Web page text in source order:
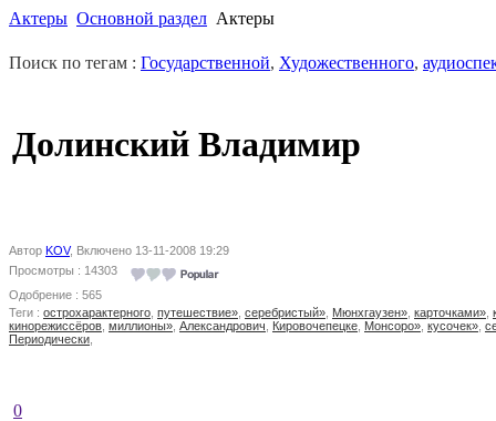
Актеры Основной раздел Актеры
Поиск по тегам : Государственной, Художественного,
Долинский Владимир
Автор KOV, Включено 13-11-2008 19:29
Просмотры : 14303
Одобрение : 565
Теги : острохарактерного путешествие» серебристый» Мюнхгаузен» карточками»
кинорежиссёров миллионы» Александрович Кировочепецке Монсоро» кусочек»
Периодически
0